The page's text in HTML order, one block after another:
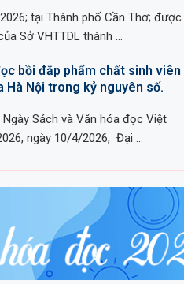
tại Thành phố Cần Thơ; được
Sở VHTTDL thành …
bồi đắp phẩm chất sinh viên
Hà Nội trong kỷ nguyên số.
Sách và Văn hóa đọc Việt
ngày 10/4/2026, Đại …